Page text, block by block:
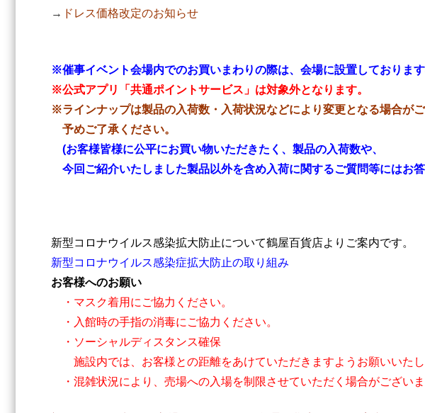
→ ドレス価格改定のお知らせ
※催事イベント会場内でのお買いまわりの際は、会場に設置しておりま
※公式アプリ「共通ポイントサービス」は対象外となります。
※ラインナップは製品の入荷数・入荷状況などにより変更となる場合がご
予めご了承ください。
(お客様皆様に公平にお買い物いただきたく、製品の入荷数や、
今回ご紹介いたしました製品以外を含め入荷に関するご質問等にはお
新型コロナウイルス感染拡大防止について鶴屋百貨店よりご案内です。
新型コロナウイルス感染症拡大防止の取り組み
お客様へのお願い
・マスク着用にご協力ください。
・入館時の手指の消毒にご協力ください。
・ソーシャルディスタンス確保
施設内では、お客様との距離をあけていただきますようお願いいた
・混雑状況により、売場への入場を制限させていただく場合がございま